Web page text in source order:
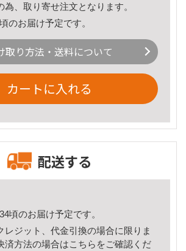
為、取り寄せ注文となります。
のお届け予定です。
取り方法・送料について
カートに入れる
配送する
頃のお届け予定です。
レジット、代金引換の場合に限りま
済方法の場合はこちら をご確認くだ